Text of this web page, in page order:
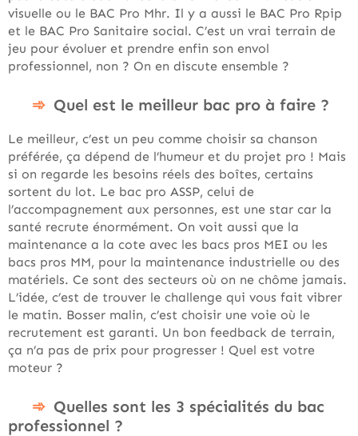
visuelle ou le BAC Pro Mhr. Il y a aussi le BAC Pro Rpip
et le BAC Pro Sanitaire social. C’est un vrai terrain de
jeu pour évoluer et prendre enfin son envol
professionnel, non ? On en discute ensemble ?
Quel est le meilleur bac pro à faire ?
Le meilleur, c’est un peu comme choisir sa chanson
préférée, ça dépend de l’humeur et du projet pro ! Mais
si on regarde les besoins réels des boîtes, certains
sortent du lot. Le bac pro ASSP, celui de
l’accompagnement aux personnes, est une star car la
santé recrute énormément. On voit aussi que la
maintenance a la cote avec les bacs pros MEI ou les
bacs pros MM, pour la maintenance industrielle ou des
matériels. Ce sont des secteurs où on ne chôme jamais.
L’idée, c’est de trouver le challenge qui vous fait vibrer
le matin. Bosser malin, c’est choisir une voie où le
recrutement est garanti. Un bon feedback de terrain,
ça n’a pas de prix pour progresser ! Quel est votre
moteur ?
Quelles sont les 3 spécialités du bac
professionnel ?